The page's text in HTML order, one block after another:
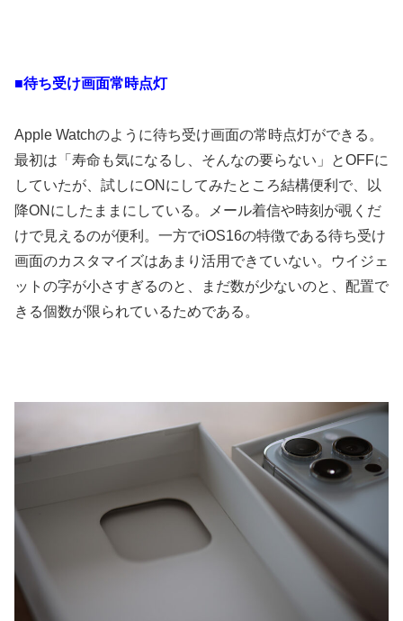
■待ち受け画面常時点灯
Apple Watchのように待ち受け画面の常時点灯ができる。
最初は「寿命も気になるし、そんなの要らない」とOFFに
していたが、試しにONにしてみたところ結構便利で、以
降ONにしたままにしている。メール着信や時刻が覗くだ
けで見えるのが便利。一方でiOS16の特徴である待ち受け
画面のカスタマイズはあまり活用できていない。ウイジェ
ットの字が小さすぎるのと、まだ数が少ないのと、配置で
きる個数が限られているためである。